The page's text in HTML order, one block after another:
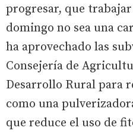
progresar, que
domingo no sea una
ha aprovechado las
Consejería de
Desarrollo Rural para
como una
que reduce el uso de